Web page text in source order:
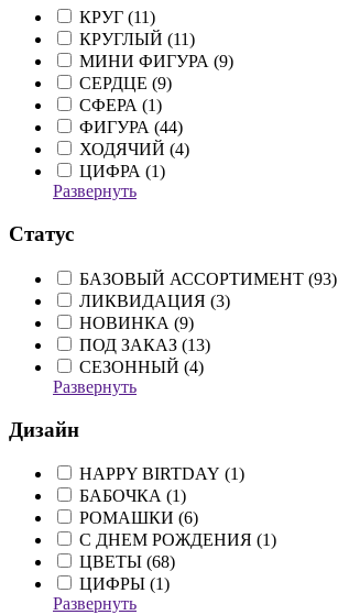
КРУГ (11)
КРУГЛЫЙ (11)
МИНИ ФИГУРА (9)
СЕРДЦЕ (9)
СФЕРА (1)
ФИГУРА (44)
ХОДЯЧИЙ (4)
ЦИФРА (1)
Развернуть
Статус
БАЗОВЫЙ АССОРТИМЕНТ (93)
ЛИКВИДАЦИЯ (3)
НОВИНКА (9)
ПОД ЗАКАЗ (13)
СЕЗОННЫЙ (4)
Развернуть
Дизайн
HAPPY BIRTDAY (1)
БАБОЧКА (1)
РОМАШКИ (6)
С ДНЕМ РОЖДЕНИЯ (1)
ЦВЕТЫ (68)
ЦИФРЫ (1)
Развернуть